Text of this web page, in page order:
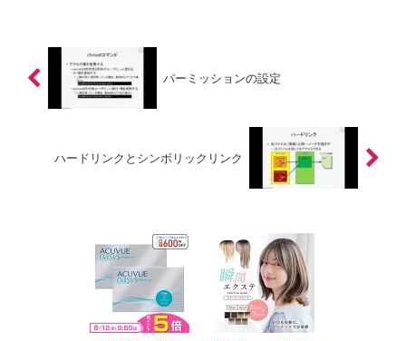
パーミッションの設定
ハードリンクとシンボリックリンク